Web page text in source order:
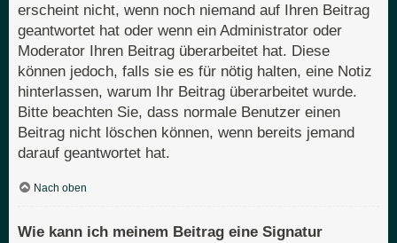
erscheint nicht, wenn noch niemand auf Ihren Beitrag
geantwortet hat oder wenn ein Administrator oder
Moderator Ihren Beitrag überarbeitet hat. Diese
können jedoch, falls sie es für nötig halten, eine Notiz
hinterlassen, warum Ihr Beitrag überarbeitet wurde.
Bitte beachten Sie, dass normale Benutzer einen
Beitrag nicht löschen können, wenn bereits jemand
darauf geantwortet hat.
Nach oben
Wie kann ich meinem Beitrag eine Signatur